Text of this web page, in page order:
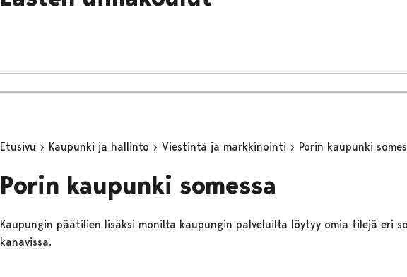
Etusivu Kaupunki ja hallinto Viestintä ja markkinointi Porin kaupunki
Porin kaupunki somessa
Kaupungin päätilien lisäksi monilta kaupungin palveluilta löytyy omia tilejä eri
kanavissa.